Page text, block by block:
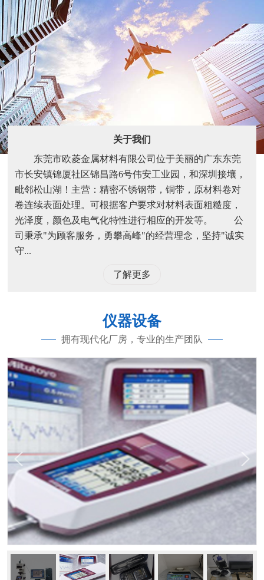
关于我们
东莞市欧菱金属材料有限公司位于美丽的广东东莞
市长安镇锦厦社区锦昌路6号伟安工业园，和深圳接壤，
毗邻松山湖！主营：精密不锈钢带，铜带，原材料卷对
卷连续表面处理。可根据客户要求对材料表面粗糙度，
光泽度，颜色及电气化特性进行相应的开发等。 公
司秉承"为顾客服务，勇攀高峰"的经营理念，坚持"诚实
守...
了解更多
仪器设备
拥有现代化厂房，专业的生产团队